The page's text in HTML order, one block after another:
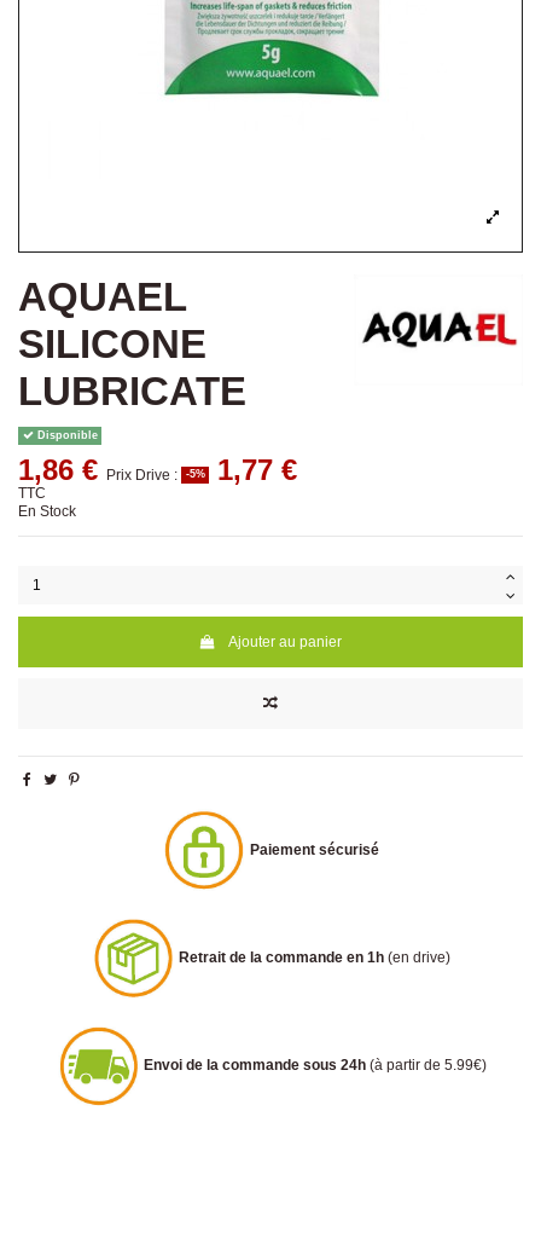
AQUAEL
SILICONE
LUBRICATE
Disponible
1,86 € Prix Drive : -5% 1,77 €
TTC
En Stock
Ajouter au panier
Paiement sécurisé
Retrait de la commande en 1h (en drive)
Envoi de la commande sous 24h (à partir de 5.99€)